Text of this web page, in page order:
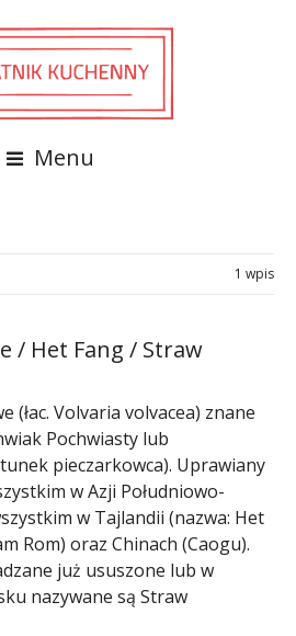
Menu
1 wpis
/ Het Fang / Straw
(łac. Volvaria volvacea) znane
Pochwiasty lub
pieczarkowca). Uprawiany
w Azji Południowo-
w Tajlandii (nazwa: Het
Rom) oraz Chinach (Caogu).
już ususzone lub w
nazywane są Straw